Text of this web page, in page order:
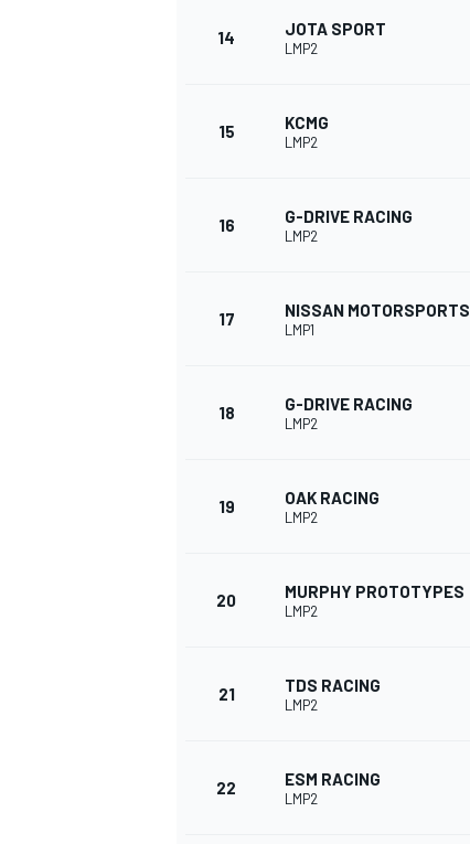
14 JOTA SPORT
LMP2
15 KCMG
LMP2
16 G-DRIVE RACING
LMP2
17 NISSAN MOTORSPORTS
LMP1
18 G-DRIVE RACING
LMP2
19 OAK RACING
LMP2
20 MURPHY PROTOTYPES
LMP2
21 TDS RACING
LMP2
22 ESM RACING
LMP2